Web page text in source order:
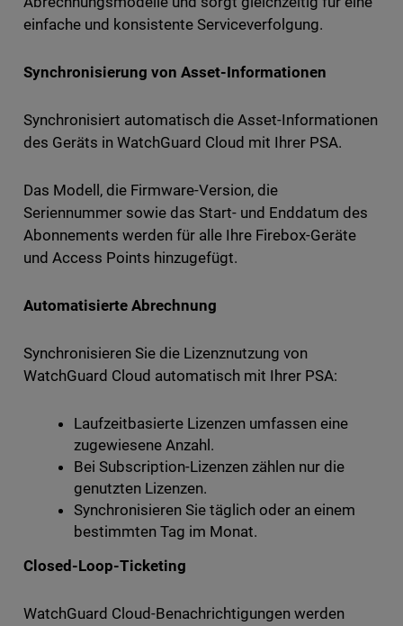
einfache und konsistente Serviceverfolgung.
Synchronisierung von Asset-Informationen
Synchronisiert automatisch die Asset-Informationen
des Geräts in WatchGuard Cloud mit Ihrer PSA.
Das Modell, die Firmware-Version, die
Seriennummer sowie das Start- und Enddatum des
Abonnements werden für alle Ihre Firebox-Geräte
und Access Points hinzugefügt.
Automatisierte Abrechnung
Synchronisieren Sie die Lizenznutzung von
WatchGuard Cloud automatisch mit Ihrer PSA:
Laufzeitbasierte Lizenzen umfassen eine
zugewiesene Anzahl.
Bei Subscription-Lizenzen zählen nur die
genutzten Lizenzen.
Synchronisieren Sie täglich oder an einem
bestimmten Tag im Monat.
Closed-Loop-Ticketing
WatchGuard Cloud-Benachrichtigungen werden